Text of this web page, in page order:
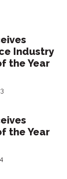
Industry
the Year
the Year